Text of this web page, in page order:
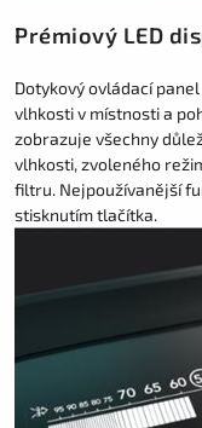
Prémiový LED
Dotykový ovládací
vlhkosti v místnosti a
zobrazuje všechny
vlhkosti, zvoleného
filtru. Nejpoužívanější
stisknutím tlačítka.